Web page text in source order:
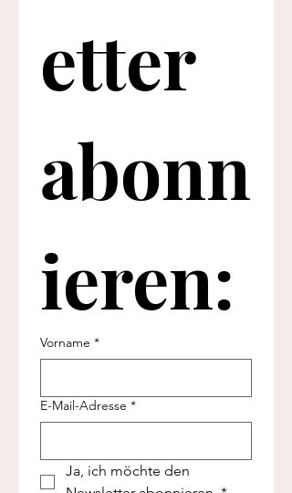
etter
abonn
ieren:
Vorname *
E-Mail-Adresse *
Ja, ich möchte den